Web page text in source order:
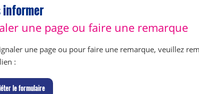
informer
une page ou faire une remarque
une page ou pour faire une remarque, veuillez
:
le formulaire